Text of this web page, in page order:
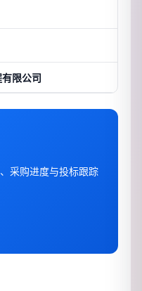
限公司
采购进度与投标跟踪